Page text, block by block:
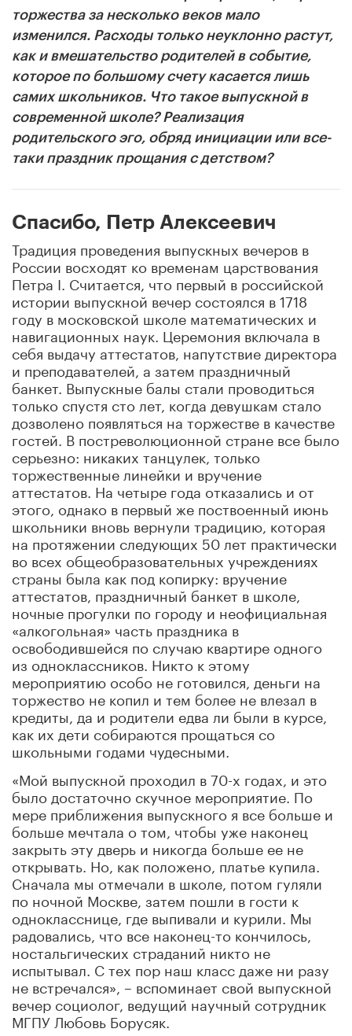
торжества за несколько веков мало
изменился. Расходы только неуклонно растут,
как и вмешательство родителей в событие,
которое по большому счету касается лишь
самих школьников. Что такое выпускной в
современной школе? Реализация
родительского эго, обряд инициации или все-
таки праздник прощания с детством?
Спасибо, Петр Алексеевич
Традиция проведения выпускных вечеров в
России восходят ко временам царствования
Петра I. Считается, что первый в российской
истории выпускной вечер состоялся в 1718
году в московской школе математических и
навигационных наук. Церемония включала в
себя выдачу аттестатов, напутствие директора
и преподавателей, а затем праздничный
банкет. Выпускные балы стали проводиться
только спустя сто лет, когда девушкам стало
дозволено появляться на торжестве в качестве
гостей. В постреволюционной стране все было
серьезно: никаких танцулек, только
торжественные линейки и вручение
аттестатов. На четыре года отказались и от
этого, однако в первый же поствоенный июнь
школьники вновь вернули традицию, которая
на протяжении следующих 50 лет практически
во всех общеобразовательных учреждениях
страны была как под копирку: вручение
аттестатов, праздничный банкет в школе,
ночные прогулки по городу и неофициальная
«алкогольная» часть праздника в
освободившейся по случаю квартире одного
из одноклассников. Никто к этому
мероприятию особо не готовился, деньги на
торжество не копил и тем более не влезал в
кредиты, да и родители едва ли были в курсе,
как их дети собираются прощаться со
школьными годами чудесными.
«Мой выпускной проходил в 70-х годах, и это
было достаточно скучное мероприятие. По
мере приближения выпускного я все больше и
больше мечтала о том, чтобы уже наконец
закрыть эту дверь и никогда больше ее не
открывать. Но, как положено, платье купила.
Сначала мы отмечали в школе, потом гуляли
по ночной Москве, затем пошли в гости к
однокласснице, где выпивали и курили. Мы
радовались, что все наконец-то кончилось,
ностальгических страданий никто не
испытывал. С тех пор наш класс даже ни разу
не встречался», – вспоминает свой выпускной
вечер социолог, ведущий научный сотрудник
МГПУ Любовь Борусяк.